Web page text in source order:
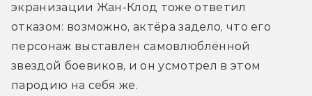
экранизации Жан-Клод тоже ответил
отказом: возможно, актёра задело, что его
персонаж выставлен самовлюблённой
звездой боевиков, и он усмотрел в этом
пародию на себя же.